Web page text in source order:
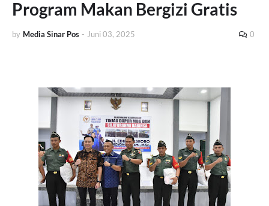
Program Makan Bergizi Gratis
by Media Sinar Pos - Juni 03, 2025 0